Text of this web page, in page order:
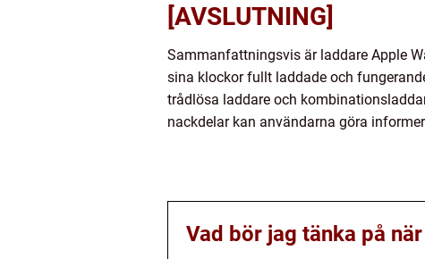
[AVSLUTNING]
Sammanfattningsvis är laddare Apple
sina klockor fullt laddade och
trådlösa laddare och
nackdelar kan användarna göra
Vad bör jag tänka på